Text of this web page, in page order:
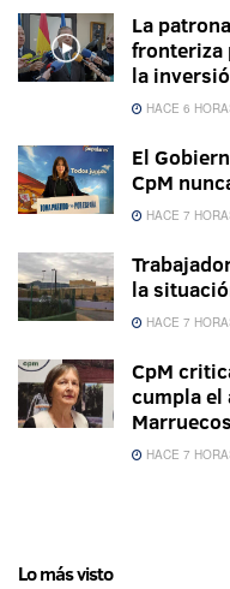
La
fronteriza
la
HACE 6
El
CpM
HACE 7
la
HACE 7
CpM
cumpla el
Marruecos
HACE 7
Lo más visto